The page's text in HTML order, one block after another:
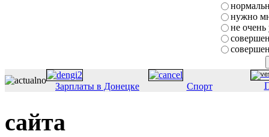
нужно
не очень
Зарплаты в Донецке Спорт
сайта